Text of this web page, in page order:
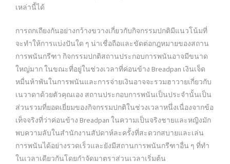
เหล่านี้ได้
การถกเถียงกันอย่างกว้างขวางเกี่ยวกับกิจกรรมปกติมีแนวโน้มที่
จะทำให้การแบ่งปันใด ๆ น่าเชื่อถือและขัดต่อกฎหมายของสถาน
การพนันกรีฑา กิจกรรมปกติสถานประกอบการพนันอาจมีขนาด
ใหญ่มาก ในขณะที่อยู่ในช่วงเวลาที่ค่อนข้าง Breadpan เงินเจ็ด
หมื่นห้าพันในการพนันและการจ่ายเงินอาจจะรวมฮาวายเกี่ยวกับ
เนวาดาด้วยตัวคุณเอง สถานประกอบการพนันเป็นประจำนั้นเป็น
ส่วนรวมที่ยอดเยี่ยมของกิจกรรมปกติในช่วงเวลาหนึ่งเนื่องจากข้อ
เท็จจริงที่ว่าค่อนข้าง Breadpan ในความเป็นจริงชายและหญิงมัก
พบความลับในสำนักงานสัปดาห์ละครั้งที่สะดวกสบายและเล่น
การพนันได้อย่างรวดเร็วและยังมีสถานการพนันกรีฑาอื่น ๆ ที่ทำ
ในเวลาเดียวกันโดยกำจัดมาตราส่วนเวลาเริ่มต้น